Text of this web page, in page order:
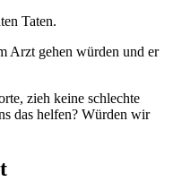
Taten.
Arzt gehen würden und er
zieh keine schlechte
das helfen? Würden wir